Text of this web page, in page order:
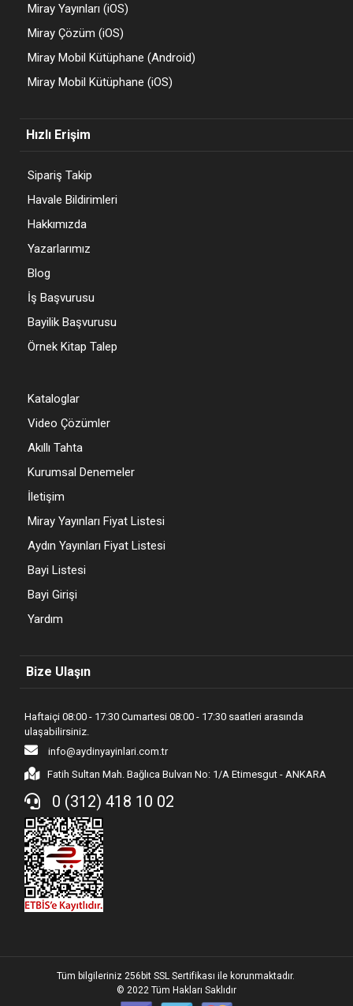
Miray Yayınları (iOS)
Miray Çözüm (iOS)
Miray Mobil Kütüphane (Android)
Miray Mobil Kütüphane (iOS)
Hızlı Erişim
Sipariş Takip
Havale Bildirimleri
Hakkımızda
Yazarlarımız
Blog
İş Başvurusu
Bayilik Başvurusu
Örnek Kitap Talep
Kataloglar
Video Çözümler
Akıllı Tahta
Kurumsal Denemeler
İletişim
Miray Yayınları Fiyat Listesi
Aydın Yayınları Fiyat Listesi
Bayi Listesi
Bayi Girişi
Yardım
Bize Ulaşın
Haftaiçi 08:00 - 17:30 Cumartesi 08:00 - 17:30 saatleri arasında
ulaşabilirsiniz.
info@aydinyayinlari.com.tr
Fatih Sultan Mah. Bağlıca Bulvarı No: 1/A Etimesgut - ANKARA
0 (312) 418 10 02
Tüm bilgileriniz 256bit SSL Sertifikası ile korunmaktadır.
© 2022 Tüm Hakları Saklıdır